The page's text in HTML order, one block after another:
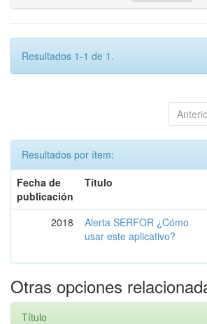
Resultados 1-1 de 1.
Resultados por ítem:
Fecha de
publicación
Título
2018
Alerta SERFOR ¿Cómo
usar este aplicativo?
Otras opciones
Título